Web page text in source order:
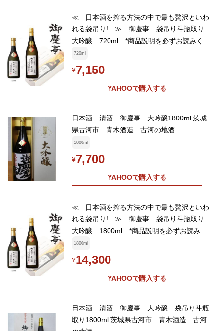
≪ 日本酒を搾る方法の中で最も贅沢といわ
れる袋吊り! ≫ 御慶事 袋吊り斗瓶取り
大吟醸 720ml *商品説明を必ずお読みくだ
さい。
720ml
¥7,150
YAHOOで購入する
日本酒 清酒 御慶事 大吟醸1800ml 茨城
県古河市 青木酒造 古河の地酒
1800ml
¥7,700
YAHOOで購入する
≪ 日本酒を搾る方法の中で最も贅沢といわ
れる袋吊り! ≫ 御慶事 袋吊り斗瓶取り
大吟醸 1800ml *商品説明を必ずお読みく
ださい。
1800ml
¥14,300
YAHOOで購入する
日本酒 清酒 御慶事 大吟醸 袋吊り斗瓶
取り1800ml 茨城県古河市 青木酒造 古河